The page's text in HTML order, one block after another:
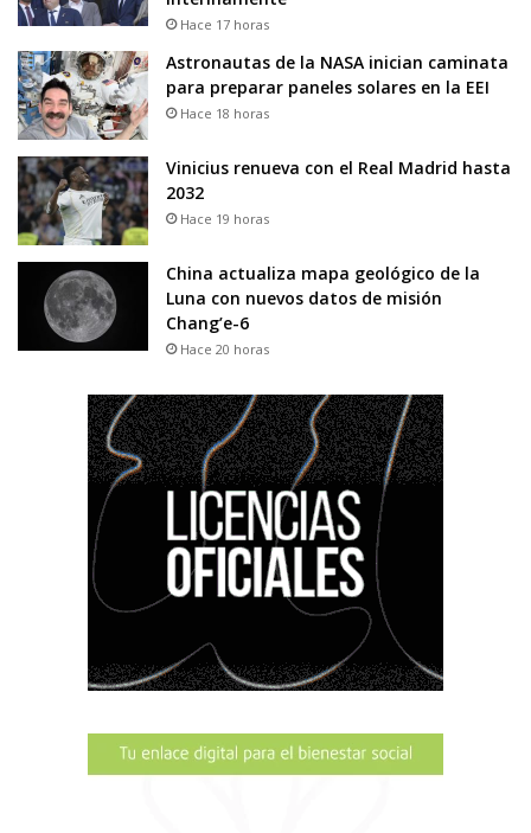
Hace 17 horas
Astronautas de la NASA inician caminata
para preparar paneles solares en la EEI
Hace 18 horas
Vinicius renueva con el Real Madrid hasta
2032
Hace 19 horas
China actualiza mapa geológico de la
Luna con nuevos datos de misión
Chang’e-6
Hace 20 horas